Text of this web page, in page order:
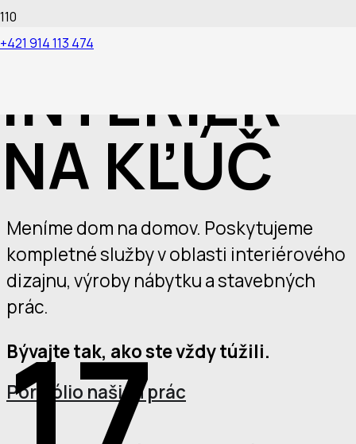
+421 914 113 474
INTERIÉR
NA KĽÚČ
Meníme dom na domov. Poskytujeme
kompletné služby v oblasti interiérového
dizajnu, výroby nábytku a stavebných
prác.
Bývajte tak, ako ste vždy túžili.
Portfólio našich prác